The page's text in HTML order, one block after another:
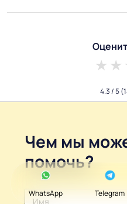
1
4.3/ 5
Чем мы
помочь?
WhatsApp Telegram